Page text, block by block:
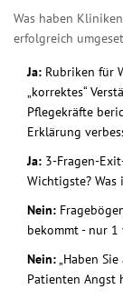
Was haben
erfolgreich
Ja: Rubriken für
„korrektes“
Pflegekräfte
Erklärung
Ja: 3-Fragen-
Wichtigste? Was
Nein:
bekommt - nur
Nein:„Haben
Patienten Angst